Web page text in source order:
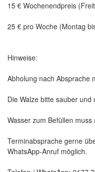
15 € Wochenendpreis
25 € pro Woche (Montag
Hinweise:
Abholung nach Absprache
Die Walze bitte sauber
Wasser zum Befüllen
Terminabsprache gerne
WhatsApp-Anruf möglich.